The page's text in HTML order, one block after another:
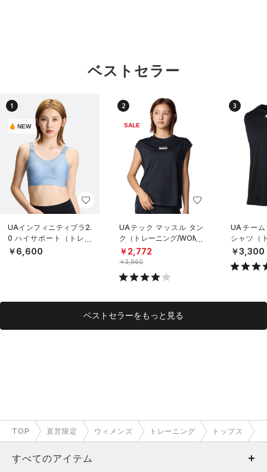
ベストセラー
1
NEW
UAインフィニティブラ2.
0 ハイサポート（トレー
ニング/WOMEN）
￥6,600
2
SALE
UAテック マッスル タン
ク（トレーニング/WOME
N）
￥2,772
￥3,960
3
UAチー
シャツ（
NISEX）
￥3,300
ベストセラーをもっと見る
TOP 直営限定 ウィメンズ トレーニング トップス
すべてのアイテム